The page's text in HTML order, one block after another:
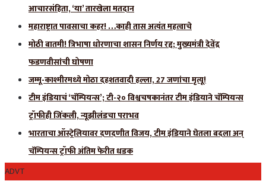
आचारसंहिता, ‘या’ तारखेला मतदान
महाराष्ट्रात पावसाचा कहर! …काही तास अत्यंत महत्वाचे
मोठी बातमी! त्रिभाषा धोरणाचा शासन निर्णय रद्द; मुख्यमंत्री देवेंद्र
फडणवीसांची घोषणा
जम्मू-काश्मीरमध्ये मोठा दहशतवादी हल्ला, 27 जणांचा मृत्यू!
टीम इंडियाचं ‘चॅम्पियन्स’; टी-२० विश्वचषकानंतर टीम इंडियाने चॅम्पियन्स
ट्रॉफीही जिंकली, न्यूझीलंडचा पराभव
भारताचा ऑस्ट्रेलियावर दणदणीत विजय, टीम इंडियाने घेतला बदला अन्
चॅम्पियन्स ट्रॉफी अंतिम फेरीत धडक
ADVT